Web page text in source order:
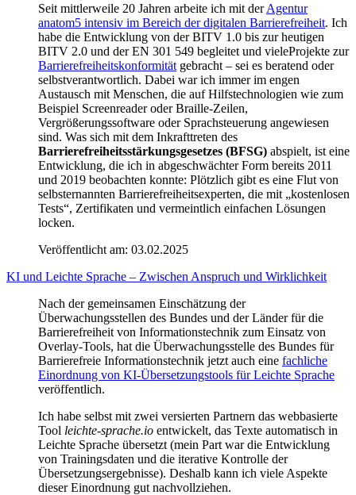
Seit mittlerweile 20 Jahren arbeite ich mit derAgentur
anatom5 intensiv im Bereich der digitalen Barrierefreiheit. Ich
habe die Entwicklung von der BITV 1.0 bis zur heutigen
BITV 2.0 und der EN 301 549 begleitet und vieleProjekte zur
Barrierefreiheitskonformität gebracht – sei es beratend oder
selbstverantwortlich. Dabei war ich immer im engen
Austausch mit Menschen, die auf Hilfstechnologien wie zum
Beispiel Screenreader oder Braille-Zeilen,
Vergrößerungssoftware oder Sprachsteuerung angewiesen
sind. Was sich mit dem Inkrafttreten des
Barrierefreiheitsstärkungsgesetzes (BFSG) abspielt, ist eine
Entwicklung, die ich in abgeschwächter Form bereits 2011
und 2019 beobachten konnte: Plötzlich gibt es eine Flut von
selbsternannten Barrierefreiheitsexperten, die mit „kostenlosen
Tests“, Zertifikaten und vermeintlich einfachen Lösungen
locken.
Veröffentlicht am: 03.02.2025
KI und Leichte Sprache – Zwischen Anspruch und Wirklichkeit
Nach der gemeinsamen Einschätzung der
Überwachungsstellen des Bundes und der Länder für die
Barrierefreiheit von Informationstechnik zum Einsatz von
Overlay-Tools, hat die Überwachungsstelle des Bundes für
Barrierefreie Informationstechnik jetzt auch eine fachliche
Einordnung von KI-Übersetzungstools für Leichte Sprache
veröffentlich.
Ich habe selbst mit zwei versierten Partnern das webbasierte
Tool leichte-sprache.io entwickelt, das Texte automatisch in
Leichte Sprache übersetzt (mein Part war die Entwicklung
von Trainingsdaten und die iterative Kontrolle der
Übersetzungsergebnisse). Deshalb kann ich viele Aspekte
dieser Einordnung gut nachvollziehen.